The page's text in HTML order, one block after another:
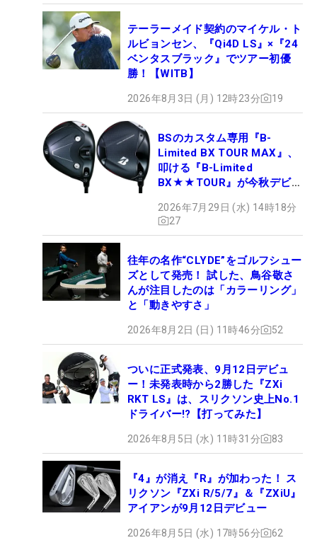
テーラーメイド契約のマイケル・ト
ルビョンセン、『Qi4D LS』×『24
ベンタスブラック』でツアー初優
勝！【WITB】
2026年8月3日 (月) 12時23分 19
BSのカスタム専用『B-
Limited BX TOUR MAX』、
叩ける『B-Limited
BX★★TOUR』が今秋デビュ
2026年7月29日 (水) 14時18分
27
往年の名作“CLYDE”をゴルフシュー
ズとして発売！ 試した、鳥谷敬さ
んが注目したのは「カラーリング」
と「動きやすさ」
2026年8月2日 (日) 11時46分 52
ついに正式発表、9月12日デビュ
ー！未発表時から2勝した『ZXi
RKT LS』は、スリクソン史上No.1
ドライバー!?【打ってみた】
2026年8月5日 (水) 11時31分 83
『4』が消え『R』が加わった！ ス
リクソン『ZXi R/5/7』＆『ZXiU』
アイアンが9月12日デビュー
2026年8月5日 (水) 17時56分 62